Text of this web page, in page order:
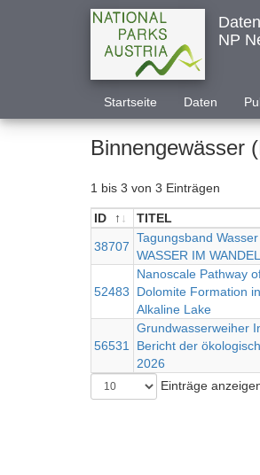
NP
Startseite Daten
Binnengewässer
1 bis 3 von 3 Einträgen
ID TITEL
TITEL
38707
Tagungsband
WASSER IM WANDEL
52483
Nanoscale Pathway
Dolomite Formation
Alkaline Lake
56531
Grundwasserweiher
Bericht der
2026
Einträge